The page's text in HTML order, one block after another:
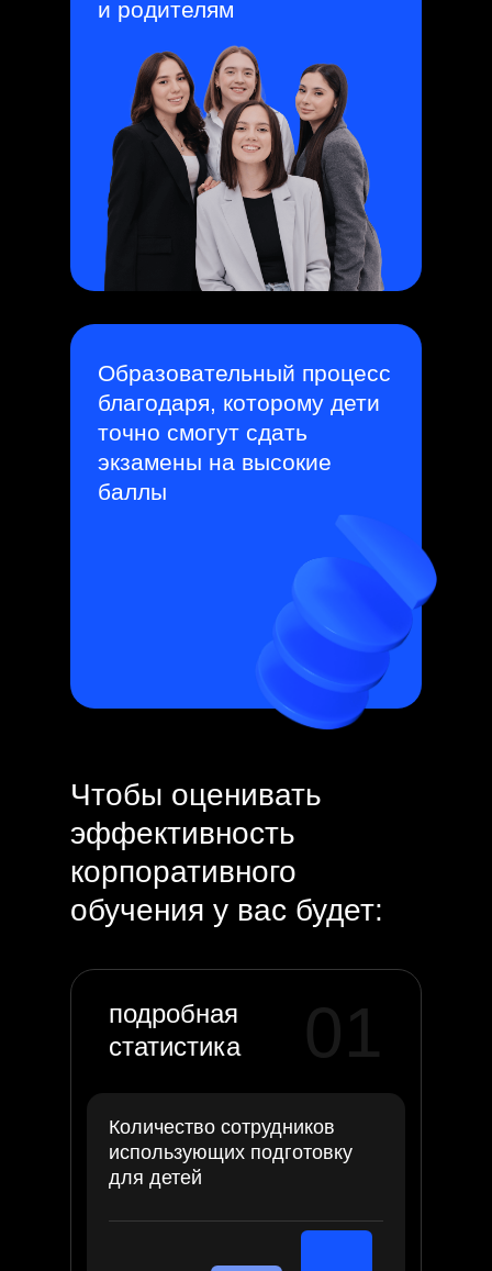
Образовательный процесс
благодаря, которому дети
точно смогут сдать
экзамены на высокие
баллы
и родителям
Чтобы оценивать
эффективность
корпоративного
обучения у вас будет:
подробная
статистика
01
Количество сотрудников
использующих подготовку
для детей